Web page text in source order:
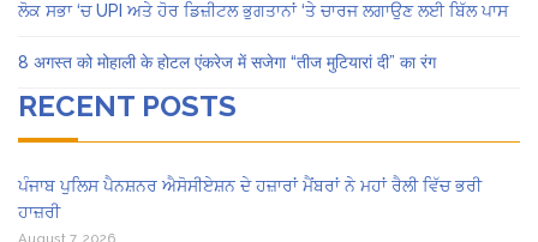
ਲੋਕ ਸਭਾ ‘ਚ UPI ਅਤੇ ਹੋਰ ਡਿਜ਼ੀਟਲ ਭੁਗਤਾਨਾਂ ‘ਤੇ ਚਾਰਜ ਲਗਾਉਣ ਲਈ ਬਿੱਲ ਪਾਸ
8 अगस्त को मोहाली के होटल एंकरेज में सजेगा “तीज मुटियारां दी” का रंग
RECENT POSTS
ਪੰਜਾਬ ਪੁਲਿਸ ਪੈਨਸ਼ਨਰ ਐਸੋਸੀਏਸ਼ਨ ਦੇ ਹਜ਼ਾਰਾਂ ਮੈਂਬਰਾਂ ਨੇ ਮਹਾਂ ਰੈਲੀ ਵਿੱਚ ਭਰੀ
ਹਾਜ਼ਰੀ